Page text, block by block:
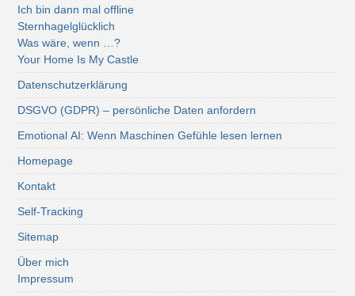
Ich bin dann mal offline
Sternhagelglücklich
Was wäre, wenn …?
Your Home Is My Castle
Datenschutzerklärung
DSGVO (GDPR) – persönliche Daten anfordern
Emotional AI: Wenn Maschinen Gefühle lesen lernen
Homepage
Kontakt
Self-Tracking
Sitemap
Über mich
Impressum